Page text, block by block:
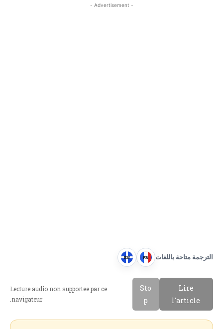
- Advertisement -
الترجمة متاحة باللغات FR
F
r
a
n
EN
E
Lire
l'article
Sto
p
Lecture audio non supportee par ce
navigateur.